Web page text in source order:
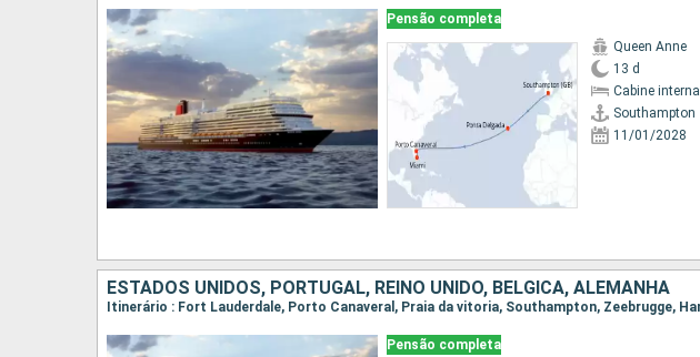
Pensão completa
Queen Anne
13 d
Cabine interna
Southampton
11/01/2028
ESTADOS UNIDOS, PORTUGAL, REINO UNIDO, BÉLGICA, ALEMANHA
Pensão completa